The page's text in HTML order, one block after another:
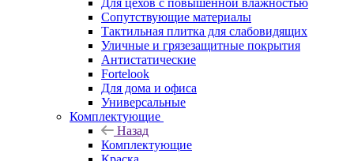
Сопутствующие материалы
Тактильная плитка для слабовидящих
Уличные и грязезащитные покрытия
Антистатические
Fortelook
Для дома и офиса
Универсальные
Комплектующие
Назад
Комплектующие